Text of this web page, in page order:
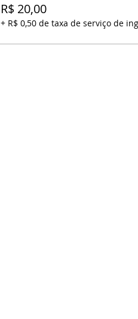
R$ 20,00
+ R$ 0,50 de taxa de serviço de